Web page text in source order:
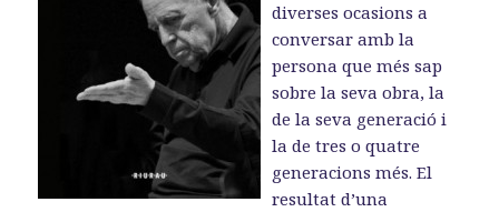
diverses ocasions a
conversar amb la
persona que més sap
sobre la seva obra, la
de la seva generació i
la de tres o quatre
generacions més. El
resultat d’una